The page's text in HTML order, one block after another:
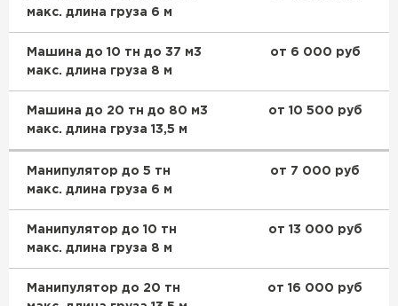
макс. длина груза 6 м
Машина до 10 тн до 37 м3
макс. длина груза 8 м
от 6 000 руб
Машина до 20 тн до 80 м3
макс. длина груза 13,5 м
от 10 500 руб
Манипулятор до 5 тн
макс. длина груза 6 м
от 7 000 руб
Манипулятор до 10 тн
макс. длина груза 8 м
от 13 000 руб
Манипулятор до 20 тн
от 16 000 руб